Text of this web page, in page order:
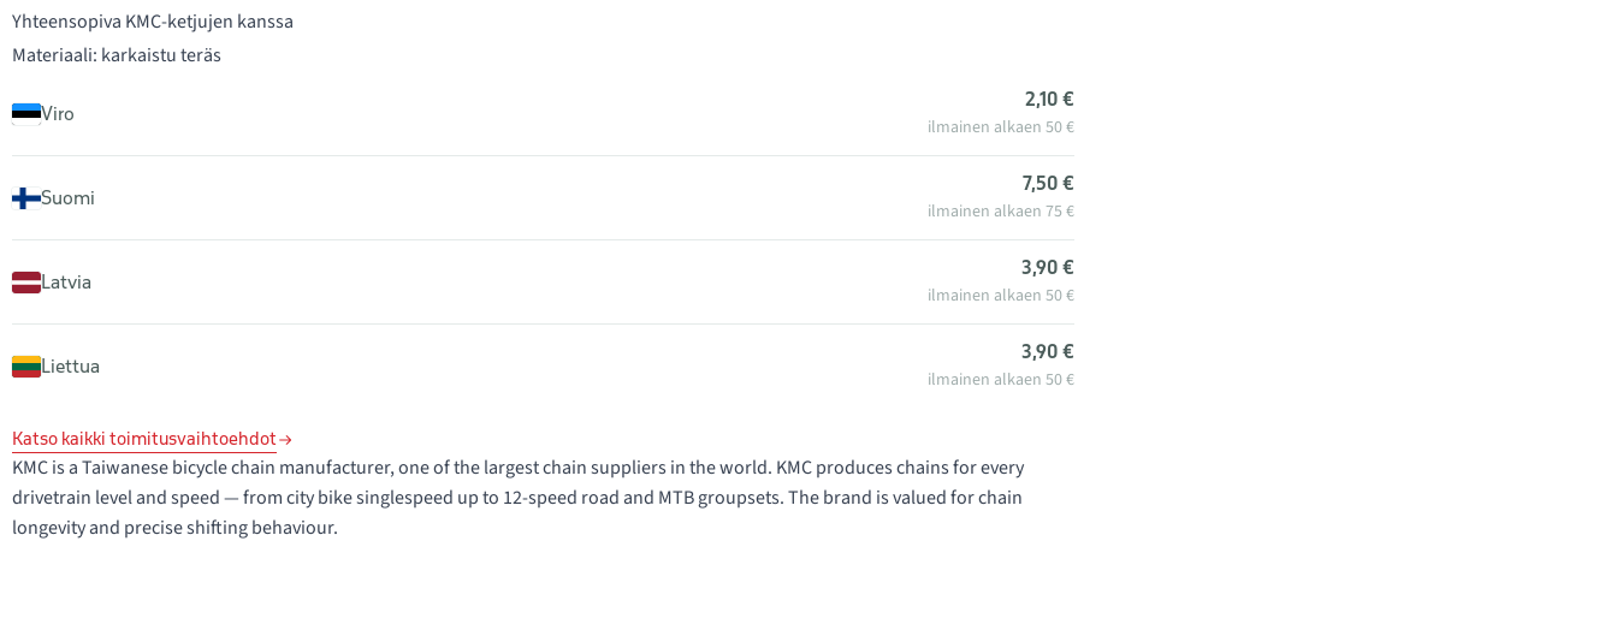
Yhteensopiva KMC-ketjujen kanssa
Materiaali: karkaistu teräs
Viro
2,10 €
ilmainen alkaen 50 €
Suomi
7,50 €
ilmainen alkaen 75 €
Latvia
3,90 €
ilmainen alkaen 50 €
Liettua
3,90 €
ilmainen alkaen 50 €
Katso kaikki toimitusvaihtoehdot
KMC is a Taiwanese bicycle chain manufacturer, one of the largest chain suppliers in the world. KMC produces chains for every
drivetrain level and speed — from city bike singlespeed up to 12-speed road and MTB groupsets. The brand is valued for chain
longevity and precise shifting behaviour.